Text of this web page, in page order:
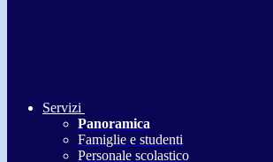
Servizi
Panoramica
Famiglie e studenti
Personale scolastico